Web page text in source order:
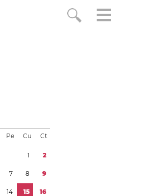
Pe Cu Ct
1 2
7 8 9
14 15 16